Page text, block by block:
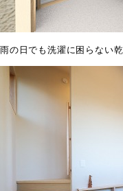
雨の日でも洗濯に困らない